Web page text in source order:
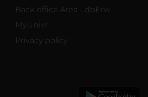
Back office Area - dbErw
MyUnivr
Privacy policy